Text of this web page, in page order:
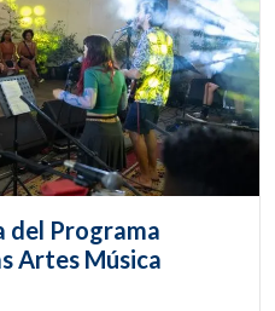
del Programa
Artes Música